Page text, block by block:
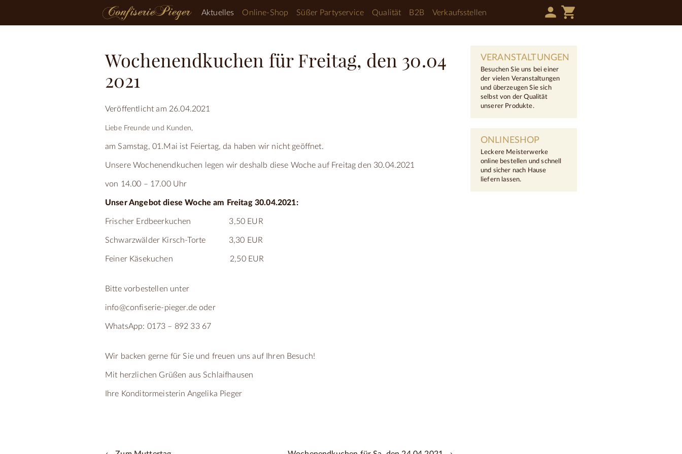
person shopping_cart
Aktuelles Online-Shop Süßer Partyservice Qualität B2B Verkaufsstellen
VERANSTALTUNGEN
Besuchen Sie uns bei einer
der vielen Veranstaltungen
und überzeugen Sie sich
selbst von der Qualität
unserer Produkte.
ONLINESHOP
Leckere Meisterwerke
online bestellen und schnell
und sicher nach Hause
liefern lassen.
Wochenendkuchen für Freitag, den 30.04
2021
Veröffentlicht am 26.04.2021
Liebe Freunde und Kunden,
am Samstag, 01.Mai ist Feiertag, da haben wir nicht geöffnet.
Unsere Wochenendkuchen legen wir deshalb diese Woche auf Freitag den 30.04.2021
von 14.00 – 17.00 Uhr
Unser Angebot diese Woche am Freitag 30.04.2021:
Frischer Erdbeerkuchen 3,50 EUR
Schwarzwälder Kirsch-Torte 3,30 EUR
Feiner Käsekuchen 2,50 EUR
Bitte vorbestellen unter
info@confiserie-pieger.de oder
WhatsApp: 0173 – 892 33 67
Wir backen gerne für Sie und freuen uns auf Ihren Besuch!
Mit herzlichen Grüßen aus Schlaifhausen
Ihre Konditormeisterin Angelika Pieger